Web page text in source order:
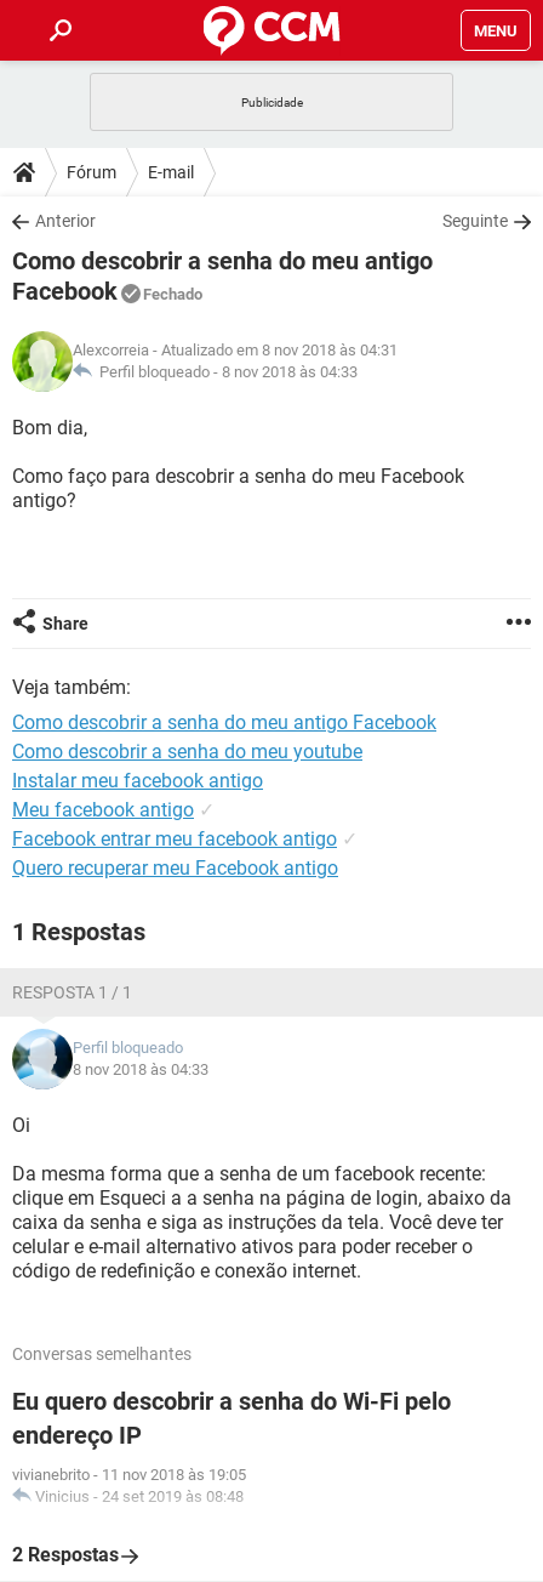
MENU
CELULAR
OUTLOOK
INSTAGRAM GMAIL
GUIA DE COMPRAS
DICAS
JOGOS
OUTLOOK
GUIA DE COMPRAS
DOWNLOADS
JOGOS WHATSAPP
CELULAR
OUTLOOK EXCEL
INSTAGRAM
GUIA DE COMPRAS
FÓRUM
CELULAR FACEBOOK
GUIA DE COMPRAS
GLOSSÁRIO
JOGOS
CELULAR
OUTLOOK EXCEL
INSTAGRAM
Fórum E-mail
Anterior Seguinte
Como descobrir a senha do meu antigo
Facebook
Fechado
Alexcorreia - Atualizado em 8 nov 2018 às 04:31
Perfil bloqueado - 8 nov 2018 às 04:33
Bom dia,
Como faço para descobrir a senha do meu Facebook
antigo?
Share
Veja também:
Como descobrir a senha do meu antigo Facebook
Como descobrir a senha do meu youtube
Instalar meu facebook antigo
Meu facebook antigo ✓
Facebook entrar meu facebook antigo ✓
Quero recuperar meu Facebook antigo
1 Respostas
RESPOSTA 1 / 1
Perfil bloqueado
8 nov 2018 às 04:33
Oi
Da mesma forma que a senha de um facebook recente:
clique em Esqueci a a senha na página de login, abaixo da
caixa da senha e siga as instruções da tela. Você deve ter
celular e e-mail alternativo ativos para poder receber o
código de redefinição e conexão internet.
Conversas semelhantes
Eu quero descobrir a senha do Wi-Fi pelo
endereço IP
vivianebrito - 11 nov 2018 às 19:05
Vinicius - 24 set 2019 às 08:48
2 Respostas